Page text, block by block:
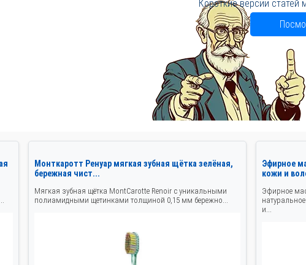
Короткие версии статей
Монткаротт Ренуар мягкая зубная щётка зелёная,
бережная чист...
Мягкая зубная щётка MontCarotte Renoir с уникальными
полиамидными щетинками толщиной 0,15 мм бережно...
Эфирное
кожи и
Эфирное
и...